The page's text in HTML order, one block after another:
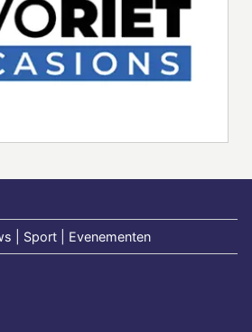
| Sport | Evenementen